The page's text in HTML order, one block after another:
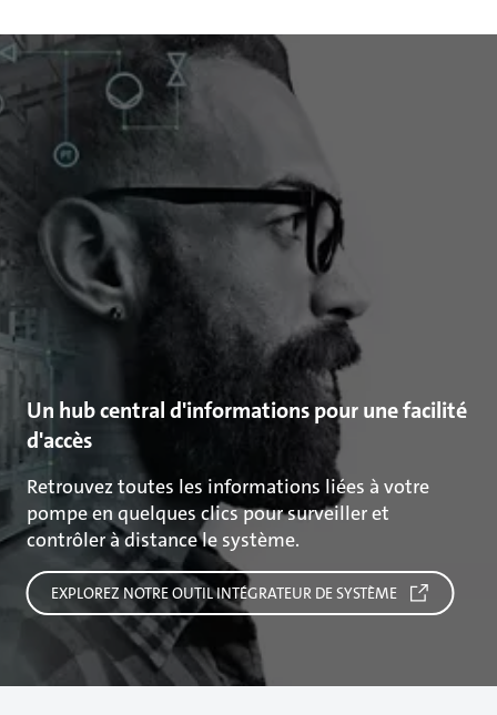
Un hub central d'informations pour une facilité
d'accès
Retrouvez toutes les informations liées à votre
pompe en quelques clics pour surveiller et
contrôler à distance le système.
EXPLOREZ NOTRE OUTIL INTÉGRATEUR DE SYSTÈME